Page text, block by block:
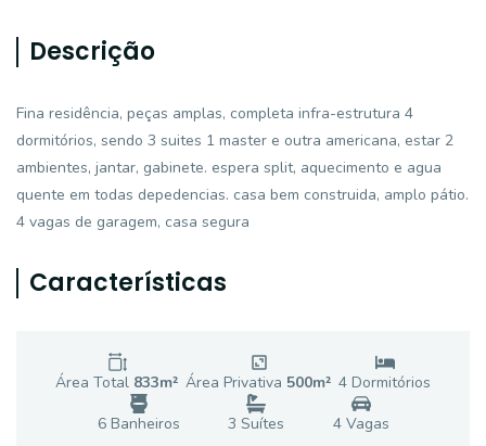
Descrição
Fina residência, peças amplas, completa infra-estrutura 4
dormitórios, sendo 3 suites 1 master e outra americana, estar 2
ambientes, jantar, gabinete. espera split, aquecimento e agua
quente em todas depedencias. casa bem construida, amplo pátio.
4 vagas de garagem, casa segura
Características
Área Total 833m² Área Privativa 500m² 4 Dormitórios
6Banheiros 3 Suítes 4Vagas